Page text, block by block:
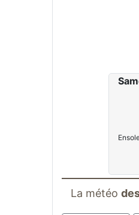
La météo